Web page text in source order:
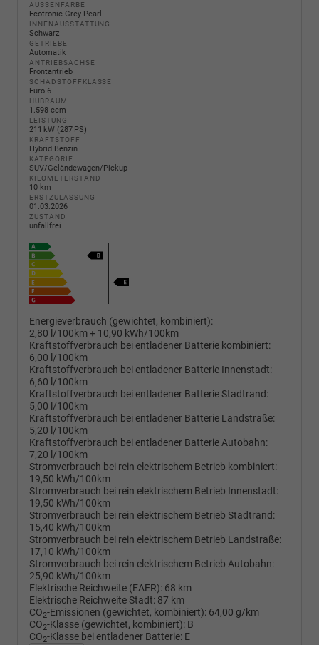
AUSSENFARBE
Ecotronic Grey Pearl
INNENAUSSTATTUNG
Schwarz
GETRIEBE
Automatik
ANTRIEBSACHSE
Frontantrieb
SCHADSTOFFKLASSE
Euro 6
HUBRAUM
1.598 ccm
LEISTUNG
211 kW (287 PS)
KRAFTSTOFF
Hybrid Benzin
KATEGORIE
SUV/Geländewagen/Pickup
KILOMETERSTAND
10 km
ERSTZULASSUNG
01.03.2026
ZUSTAND
unfallfrei
Energieverbrauch (gewichtet, kombiniert):
2,80 l/100km + 10,90 kWh/100km
Kraftstoffverbrauch bei entladener Batterie kombiniert:
6,00 l/100km
Kraftstoffverbrauch bei entladener Batterie Innenstadt:
6,60 l/100km
Kraftstoffverbrauch bei entladener Batterie Stadtrand:
5,00 l/100km
Kraftstoffverbrauch bei entladener Batterie Landstraße:
5,20 l/100km
Kraftstoffverbrauch bei entladener Batterie Autobahn:
7,20 l/100km
Stromverbrauch bei rein elektrischem Betrieb kombiniert:
19,50 kWh/100km
Stromverbrauch bei rein elektrischem Betrieb Innenstadt:
19,50 kWh/100km
Stromverbrauch bei rein elektrischem Betrieb Stadtrand:
15,40 kWh/100km
Stromverbrauch bei rein elektrischem Betrieb Landstraße:
17,10 kWh/100km
Stromverbrauch bei rein elektrischem Betrieb Autobahn:
25,90 kWh/100km
Elektrische Reichweite (EAER): 68 km
Elektrische Reichweite Stadt: 87 km
CO2-Emissionen (gewichtet, kombiniert): 64,00 g/km
CO2-Klasse (gewichtet, kombiniert): B
CO2-Klasse bei entladener Batterie: E